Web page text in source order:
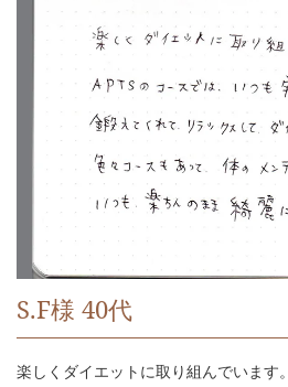
S.F様 40代
楽しくダイエットに取り組んでいます。